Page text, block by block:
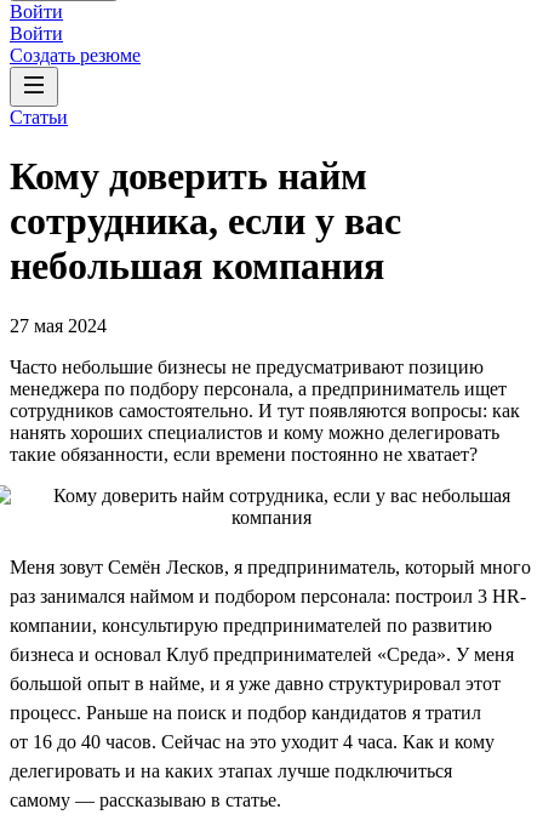
Войти
Войти
Создать резюме
Статьи
Кому доверить найм
сотрудника, если у вас
небольшая компания
27 мая 2024
Часто небольшие бизнесы не предусматривают позицию
менеджера по подбору персонала, а предприниматель ищет
сотрудников самостоятельно. И тут появляются вопросы: как
нанять хороших специалистов и кому можно делегировать
такие обязанности, если времени постоянно не хватает?
Меня зовут Семён Лесков, я предприниматель, который много
раз занимался наймом и подбором персонала: построил 3 HR-
компании, консультирую предпринимателей по развитию
бизнеса и основал Клуб предпринимателей «Среда». У меня
большой опыт в найме, и я уже давно структурировал этот
процесс. Раньше на поиск и подбор кандидатов я тратил
от 16 до 40 часов. Сейчас на это уходит 4 часа. Как и кому
делегировать и на каких этапах лучше подключиться
самому — рассказываю в статье.